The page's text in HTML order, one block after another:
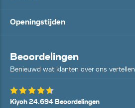
Openingstijden
Beoordelingen
Benieuwd wat klanten over ons vertellen
Kiyoh 24.694 Beoordelingen